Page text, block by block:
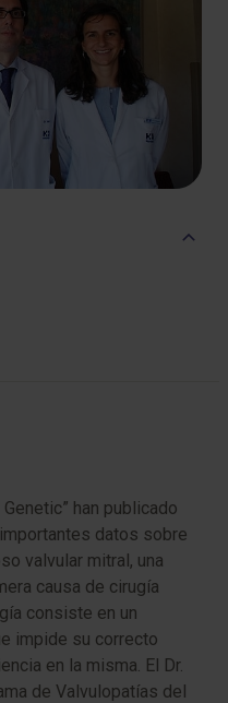
han publicado
datos sobre
valvular mitral, una
causa de cirugía
consiste en un
impide su correcto
en la misma. El Dr.
de Valvulopatías del